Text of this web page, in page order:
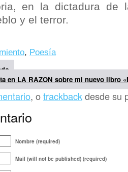
en la dictadura de
y el terror.
, Poesía
en LA RAZON sobre mi nuevo libro
, otrackbackdesde su
Nombre (required)
Mail (will not be published) (required)